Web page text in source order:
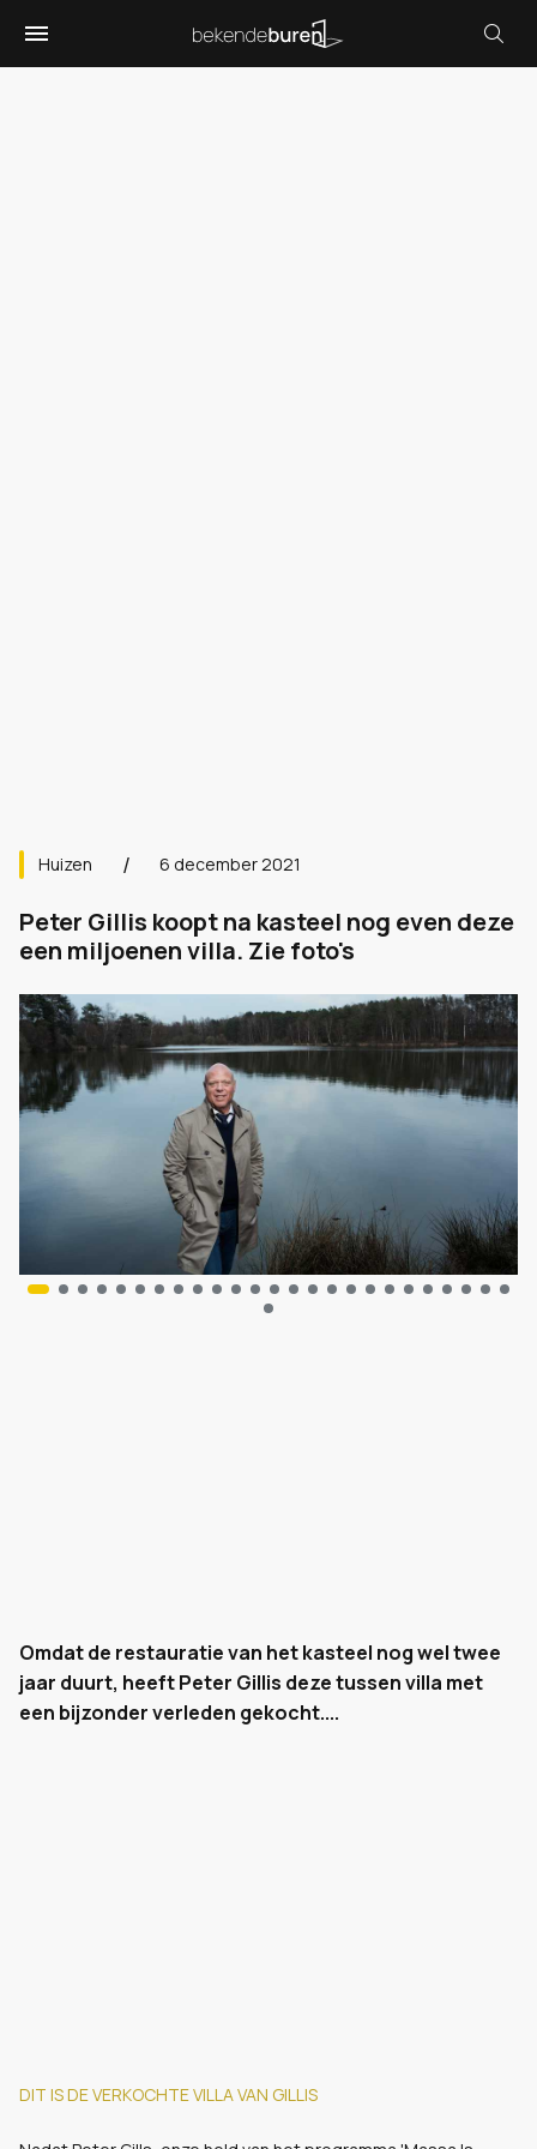
Huizen 6 december 2021
Peter Gillis koopt na kasteel nog even deze
een miljoenen villa. Zie foto's
Omdat de restauratie van het kasteel nog wel twee
jaar duurt, heeft Peter Gillis deze tussen villa met
een bijzonder verleden gekocht....
DIT IS DE VERKOCHTE VILLA VAN GILLIS